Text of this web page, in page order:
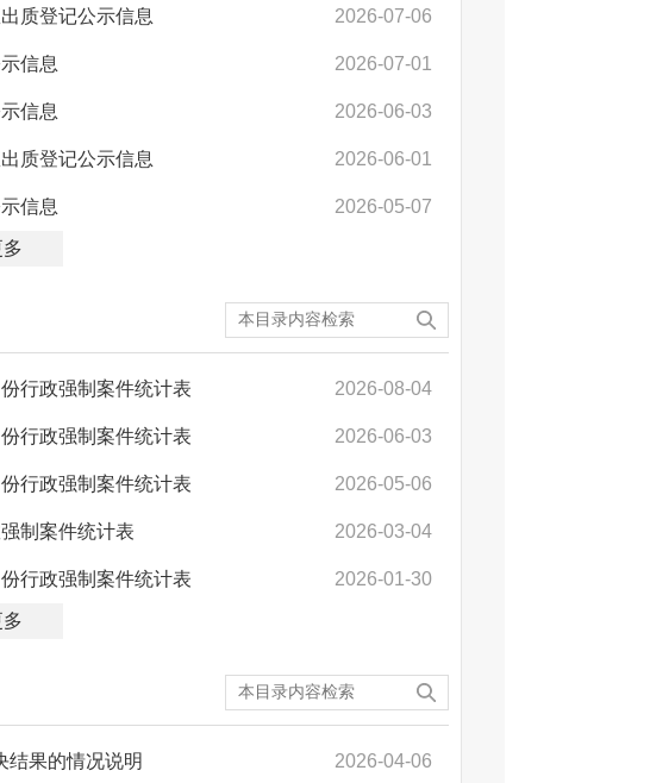
质登记公示信息 2026-07-06
信息 2026-07-01
信息 2026-06-03
质登记公示信息 2026-06-01
信息 2026-05-07
行政强制案件统计表 2026-08-04
行政强制案件统计表 2026-06-03
行政强制案件统计表 2026-05-06
制案件统计表 2026-03-04
行政强制案件统计表 2026-01-30
结果的情况说明 2026-04-06